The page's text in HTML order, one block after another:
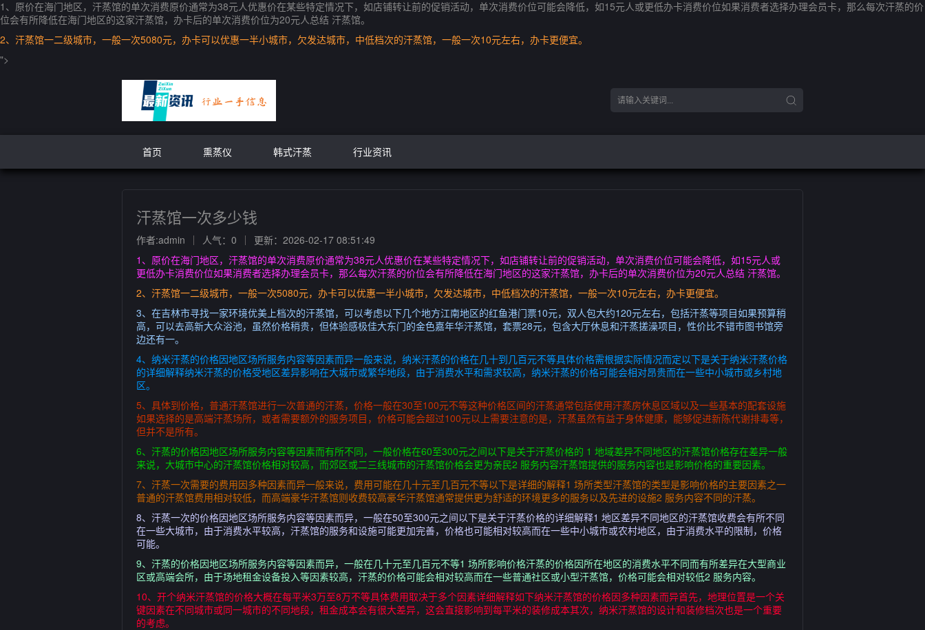
1、原价在海门地区，汗蒸馆的单次消费原价通常为38元人优惠价在某些特定情况下，如店铺转让前的促销活动，单次消费价位可能会降低，如15元人或更低办卡消费价位如果消费者选择办理会员卡，那么每次汗蒸的价
位会有所降低在海门地区的这家汗蒸馆，办卡后的单次消费价位为20元人总结 汗蒸馆。
2、汗蒸馆一二级城市，一般一次5080元，办卡可以优惠一半小城市，欠发达城市，中低档次的汗蒸馆，一般一次10元左右，办卡更便宜。
">
首页 熏蒸仪 韩式汗蒸 行业资讯
汗蒸馆一次多少钱
作者:admin 人气：0
更新：2026-02-17 08:51:49
1、原价在海门地区，汗蒸馆的单次消费原价通常为38元人优惠价在某些特定情况下，如店铺转让前的促销活动，单次消费价位可能会降低，如15元人或
更低办卡消费价位如果消费者选择办理会员卡，那么每次汗蒸的价位会有所降低在海门地区的这家汗蒸馆，办卡后的单次消费价位为20元人总结 汗蒸馆。
2、汗蒸馆一二级城市，一般一次5080元，办卡可以优惠一半小城市，欠发达城市，中低档次的汗蒸馆，一般一次10元左右，办卡更便宜。
3、在吉林市寻找一家环境优美上档次的汗蒸馆，可以考虑以下几个地方江南地区的红鱼港门票10元，双人包大约120元左右，包括汗蒸等项目如果预算稍
高，可以去高新大众浴池，虽然价格稍贵，但体验感极佳大东门的金色嘉年华汗蒸馆，套票28元，包含大厅休息和汗蒸搓澡项目，性价比不错市图书馆旁
边还有一。
4、纳米汗蒸的价格因地区场所服务内容等因素而异一般来说，纳米汗蒸的价格在几十到几百元不等具体价格需根据实际情况而定以下是关于纳米汗蒸价格
的详细解释纳米汗蒸的价格受地区差异影响在大城市或繁华地段，由于消费水平和需求较高，纳米汗蒸的价格可能会相对昂贵而在一些中小城市或乡村地
区。
5、具体到价格，普通汗蒸馆进行一次普通的汗蒸，价格一般在30至100元不等这种价格区间的汗蒸通常包括使用汗蒸房休息区域以及一些基本的配套设施
如果选择的是高端汗蒸场所，或者需要额外的服务项目，价格可能会超过100元以上需要注意的是，汗蒸虽然有益于身体健康，能够促进新陈代谢排毒等，
但并不是所有。
6、汗蒸的价格因地区场所服务内容等因素而有所不同，一般价格在60至300元之间以下是关于汗蒸价格的 1 地域差异不同地区的汗蒸馆价格存在差异一般
来说，大城市中心的汗蒸馆价格相对较高，而郊区或二三线城市的汗蒸馆价格会更为亲民2 服务内容汗蒸馆提供的服务内容也是影响价格的重要因素。
7、汗蒸一次需要的费用因多种因素而异一般来说，费用可能在几十元至几百元不等以下是详细的解释1 场所类型汗蒸馆的类型是影响价格的主要因素之一
普通的汗蒸馆费用相对较低，而高端豪华汗蒸馆则收费较高豪华汗蒸馆通常提供更为舒适的环境更多的服务以及先进的设施2 服务内容不同的汗蒸。
8、汗蒸一次的价格因地区场所服务内容等因素而异，一般在50至300元之间以下是关于汗蒸价格的详细解释1 地区差异不同地区的汗蒸馆收费会有所不同
在一些大城市，由于消费水平较高，汗蒸馆的服务和设施可能更加完善，价格也可能相对较高而在一些中小城市或农村地区，由于消费水平的限制，价格
可能。
9、汗蒸的价格因地区场所服务内容等因素而异，一般在几十元至几百元不等1 场所影响价格汗蒸的价格因所在地区的消费水平不同而有所差异在大型商业
区或高端会所，由于场地租金设备投入等因素较高，汗蒸的价格可能会相对较高而在一些普通社区或小型汗蒸馆，价格可能会相对较低2 服务内容。
10、开个纳米汗蒸馆的价格大概在每平米3万至8万不等具体费用取决于多个因素详细解释如下纳米汗蒸馆的价格因多种因素而异首先，地理位置是一个关
键因素在不同城市或同一城市的不同地段，租金成本会有很大差异，这会直接影响到每平米的装修成本其次，纳米汗蒸馆的设计和装修档次也是一个重要
的考虑。